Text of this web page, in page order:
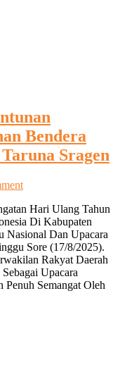
Bendera
Sragen
on
Paskibraka
Dan
Lantunan
Serenade
Warnai
Penurunan
Bendera
Hari Ulang Tahun
Di Kabupaten
Nasional Dan Upacara
Sore (17/8/2025).
Rakyat Daerah
Upacara
Semangat Oleh